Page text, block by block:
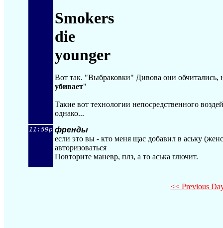
Smokers
die
younger
Вот так. "Выбраковки" Дивова они обчитались,
убивает"
Такие вот технологии непосредственного
однако...
11:59p френды
если это вы - кто меня щас добавил в аську
авторизоваться
Повторите маневр, плз, а то аська глючит.
<< Previous